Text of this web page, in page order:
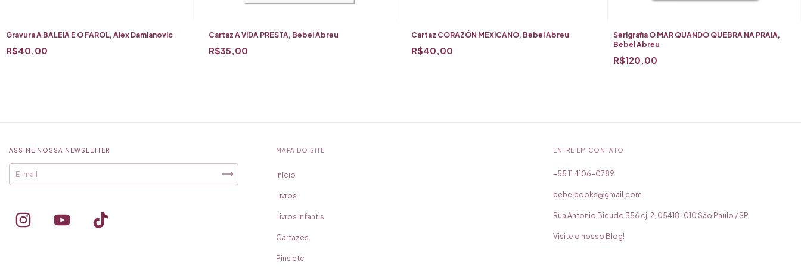
Gravura A BALEIA E O FAROL, Alex Damianovic
R$40,00
Cartaz A VIDA PRESTA, Bebel Abreu
R$35,00
Cartaz CORAZÓN MEXICANO, Bebel Abreu
R$40,00
Serigrafia O MAR QUANDO QUEBRA NA PRAIA,
Bebel Abreu
R$120,00
ASSINE NOSSA NEWSLETTER MAPA DO SITE
Início
Livros
Livros infantis
Cartazes
Pins etc
ENTRE EM CONTATO
bebelbooks@gmail.com
Rua Antonio Bicudo 356 cj. 2, 05418-010 São Paulo / SP
Visite o nosso Blog!